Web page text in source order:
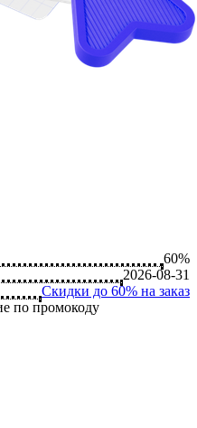
60%
2026-08-31
Скидки до 60% на заказ
по промокоду